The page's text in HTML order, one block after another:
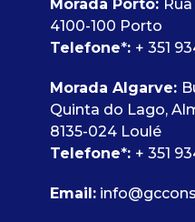
Morada Porto:
4100-100 Porto
Telefone*: + 351
Morada Algarve:
Quinta do Lago,
8135-024 Loulé
Telefone*: + 351
Email: